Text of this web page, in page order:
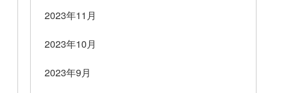
2023年11月
2023年10月
2023年9月